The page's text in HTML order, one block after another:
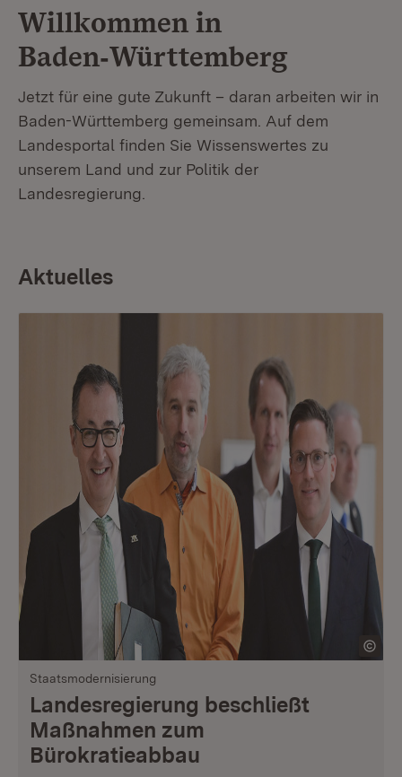
Willkommen in
Baden‑Württemberg
Jetzt für eine gute Zukunft – daran arbeiten wir in
Baden-Württemberg gemeinsam. Auf dem
Landesportal finden Sie Wissenswertes zu
unserem Land und zur Politik der
Landesregierung.
Aktuelles
Staatsmodernisierung
Landesregierung beschließt
Maßnahmen zum
Bürokratieabbau